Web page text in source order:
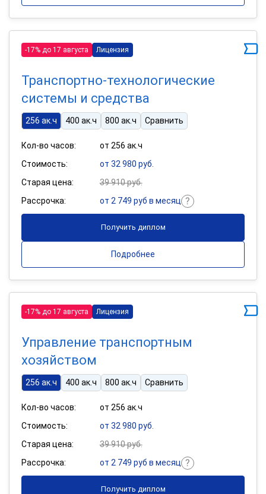
-17% до 17 августа Лицензия
Транспортно-технологические
системы и средства
256 ак.ч 400 ак.ч 800 ак.ч Сравнить
Кол-во часов:
от 256 ак.ч
Стоимость:
от 32 980 руб.
Старая цена:
39 910 руб.
Рассрочка:
от 2 749 руб в месяц
Получить диплом
Подробнее
-17% до 17 августа Лицензия
Управление транспортным
хозяйством
256 ак.ч 400 ак.ч 800 ак.ч Сравнить
Кол-во часов:
от 256 ак.ч
Стоимость:
от 32 980 руб.
Старая цена:
39 910 руб.
Рассрочка:
от 2 749 руб в месяц
Получить диплом